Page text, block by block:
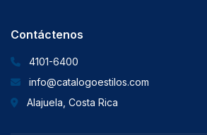
Contáctenos
4101-6400
info@catalogoestilos.com
Alajuela, Costa Rica